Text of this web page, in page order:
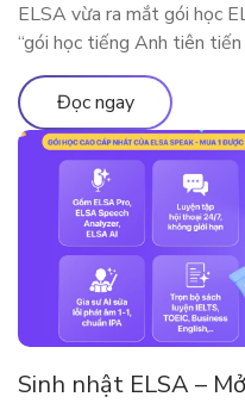
ELSA vừa ra mắt gói học
“gói học tiếng Anh tiên
này bao gồm những gì?
Đọc ngay
Sinh nhật ELSA –